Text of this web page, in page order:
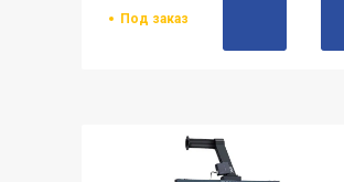
Под заказ